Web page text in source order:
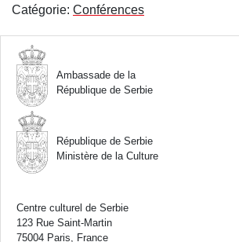
Catégorie: Conférences
Ambassade de la
République de Serbie
République de Serbie
Ministère de la Culture
Centre culturel de Serbie
123 Rue Saint-Martin
75004 Paris, France